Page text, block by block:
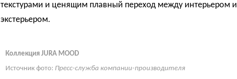
текстурами и ценящим плавный переход между интерьером и
экстерьером.
Коллекция JURA MOOD
Источник фото: Пресс-служба компании-производителя